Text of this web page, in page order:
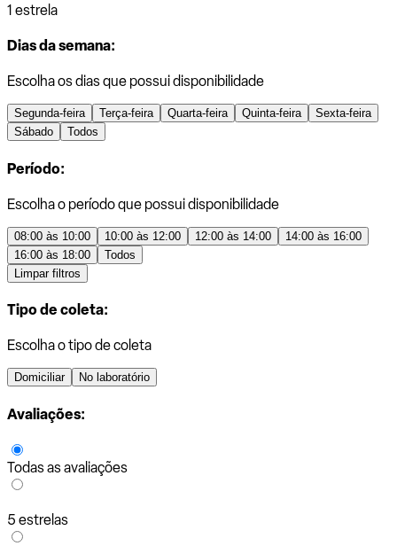
1 estrela
Dias da semana:
Escolha os dias que possui disponibilidade
Segunda-feira Terça-feira Quarta-feira Quinta-feira
Sexta-feira
Sábado
Todos
Período:
Escolha o período que possui disponibilidade
08:00 às 10:00 10:00 às 12:00 12:00 às 14:00
14:00 às 16:00
16:00 às 18:00
Todos
Limpar filtros
Tipo de coleta:
Escolha o tipo de coleta
Domiciliar No laboratório
Avaliações:
Todas as avaliações
5 estrelas